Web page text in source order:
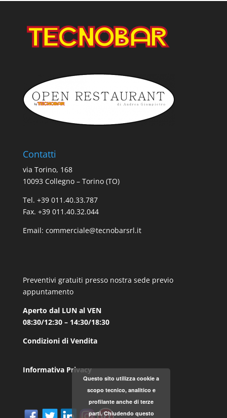
Contatti
via Torino, 168
10093 Collegno – Torino (TO)
Tel. +39 011.40.33.787
Fax. +39 011.40.32.044
Email: commerciale@tecnobarsrl.it
Preventivi gratuiti presso nostra sede previo
appuntamento
Aperto dal LUN al VEN
08:30/12:30 – 14:30/18:30
Condizioni di Vendita
Informativa Privacy
Questo sito utilizza cookie a
scopo tecnico, analitico e
profilante anche di terze
parti. Chiudendo questo